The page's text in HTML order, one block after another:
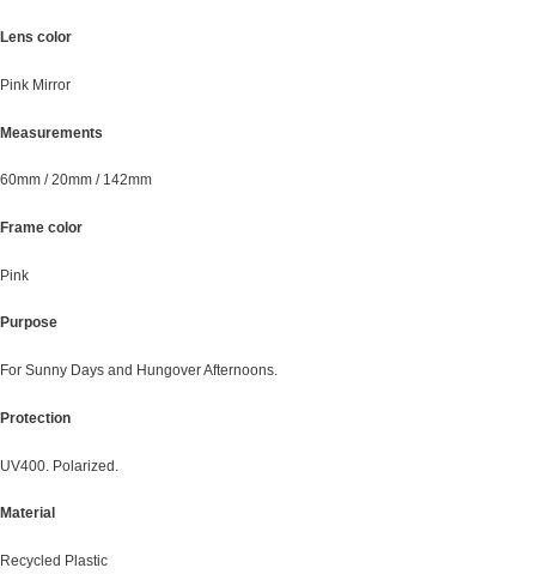
Lens color
Pink Mirror
Measurements
60mm / 20mm / 142mm
Frame color
Pink
Purpose
For Sunny Days and Hungover Afternoons.
Protection
UV400. Polarized.
Material
Recycled Plastic